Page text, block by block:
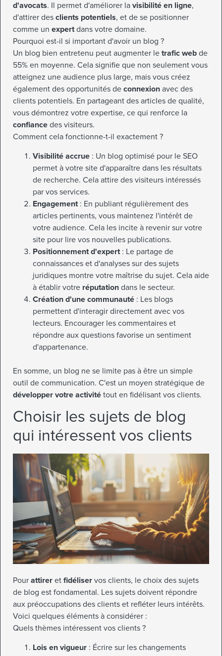
d'avocats. Il permet d'améliorer la visibilité en ligne,
d'attirer des clients potentiels, et de se positionner
comme un expertdans votre domaine.
Pourquoi est-il si important d'avoir un blog ?
Un blog bien entretenu peut augmenter le trafic web de
55% en moyenne. Cela signifie que non seulement vous
atteignez une audience plus large, mais vous créez
également des opportunités de connexion avec des
clients potentiels. En partageant des articles de qualité,
vous démontrez votre expertise, ce qui renforce la
confiance des visiteurs.
Comment cela fonctionne-t-il exactement ?
Visibilité accrue : Un blog optimisé pour le SEO
permet à votre site d'apparaître dans les résultats
de recherche. Cela attire des visiteurs intéressés
par vos services.
Engagement: En publiant régulièrement des
articles pertinents, vous maintenez l'intérêt de
votre audience. Cela les incite à revenir sur votre
site pour lire vos nouvelles publications.
Positionnement d'expert: Le partage de
connaissances et d'analyses sur des sujets
juridiques montre votre maîtrise du sujet. Cela aide
à établir votre réputation dans le secteur.
Création d'une communauté : Les blogs
permettent d'interagir directement avec vos
lecteurs. Encourager les commentaires et
répondre aux questions favorise un sentiment
d'appartenance.
En somme, un blog ne se limite pas à être un simple
outil de communication. C'est un moyen stratégique de
développer votre activité tout en fidélisant vos clients.
Choisir les sujets de blog
qui intéressent vos clients
Pour attirer et fidéliser vos clients, le choix des sujets
de blog est fondamental. Les sujets doivent répondre
aux préoccupations des clients et refléter leurs intérêts.
Voici quelques éléments à considérer :
Quels thèmes intéressent vos clients ?
Lois en vigueur : Écrire sur les changements